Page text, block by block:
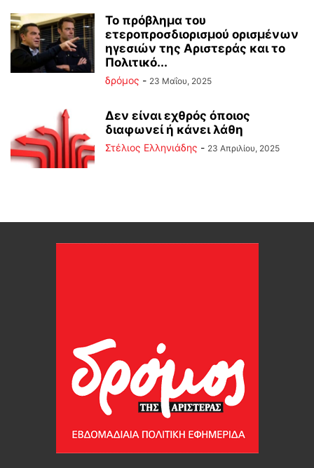
Το πρόβλημα του
ετεροπροσδιορισμού ορισμένων
ηγεσιών της Αριστεράς και το
Πολιτικό...
δρόμος - 23 Μαΐου, 2025
Δεν είναι εχθρός όποιος
διαφωνεί ή κάνει λάθη
Στέλιος Ελληνιάδης - 23 Απριλίου, 2025